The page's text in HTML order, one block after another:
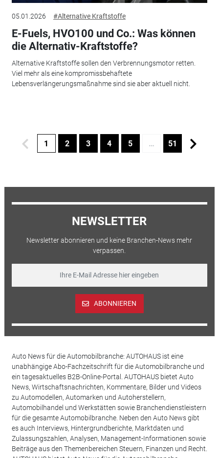
05.01.2026 #Alternative Kraftstoffe
E-Fuels, HVO100 und Co.: Was können
die Alternativ-Kraftstoffe?
Alternative Kraftstoffe sollen den Verbrennungsmotor retten.
Viel mehr als eine kompromissbehaftete
Lebensverlängerungsmaßnahme sind sie aber aktuell nicht.
1 2 3 4 5 … 51
NEWSLETTER
Newsletter abonnieren und keine Branchen-News mehr
verpassen.
ABONNIEREN
Auto News für die Automobilbranche: AUTOHAUS ist eine
unabhängige Abo-Fachzeitschrift für die Automobilbranche und
ein tagesaktuelles B2B-Online-Portal. AUTOHAUS bietet Auto
News, Wirtschaftsnachrichten, Kommentare, Bilder und Videos
zu Automodellen, Automarken und Autoherstellern,
Automobilhandel und Werkstätten sowie Branchendienstleistern
für die gesamte Automobilbranche. Neben den Auto News gibt
es auch Interviews, Hintergrundberichte, Marktdaten und
Zulassungszahlen, Analysen, Management-Informationen sowie
Beiträge aus den Themenbereichen Steuern, Finanzen und Recht.